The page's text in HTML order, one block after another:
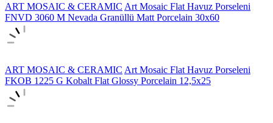
ART MOSAIC & CERAMIC Art Mosaic Flat Havuz Porseleni
FNVD 3060 M Nevada Granüllü Matt Porcelain 30x60
ART MOSAIC & CERAMIC Art Mosaic Flat Havuz Porseleni
FKOB 1225 G Kobalt Flat Glossy Porcelain 12,5x25